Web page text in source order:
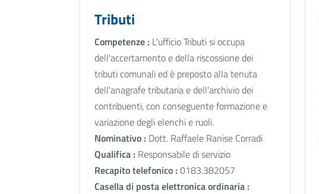
Tributi
Competenze : L'ufficio Tributi si occupa
dell'accertamento e della riscossione dei
tributi comunali ed è preposto alla tenuta
dell'anagrafe tributaria e dell'archivio dei
contribuenti, con conseguente formazione e
variazione degli elenchi e ruoli.
Nominativo : Dott. Raffaele Ranise Corradi
Qualifica : Responsabile di servizio
Recapito telefonico : 0183.382057
Casella di posta elettronica ordinaria :